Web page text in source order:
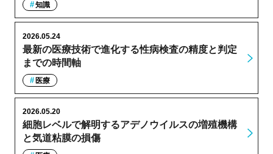
知識
最新の医療技術で進化する性病検査の精度と判定
までの時間軸
2026.05.24
医療
細胞レベルで解明するアデノウイルスの増殖機構
と気道粘膜の損傷
2026.05.20